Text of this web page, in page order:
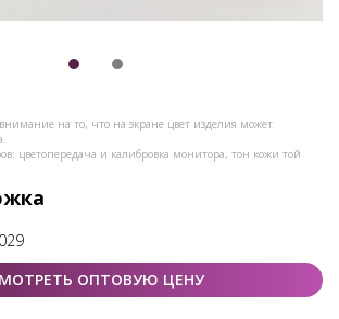
на то, что на экране цвет изделия может
цветопередача и калибровка монитора, тон кожи той
ОПТОВУЮ ЦЕНУ